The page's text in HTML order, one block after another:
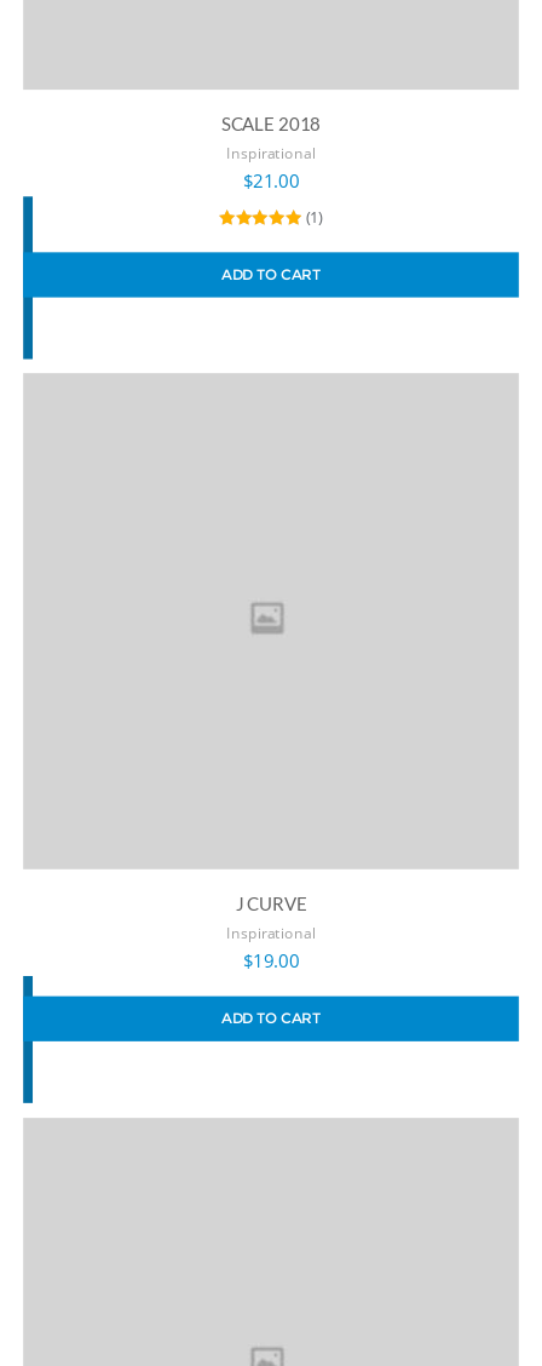
SCALE 2018
Inspirational
$21.00
5.00
out of 5
(1)
ADD TO CART
J CURVE
Inspirational
$19.00
ADD TO CART